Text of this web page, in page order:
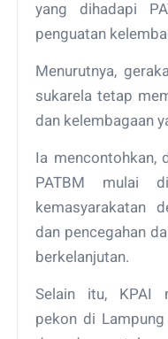
yang dihadapi
penguatan
Menurutnya,
sukarela tetap
dan kelembagaan
Ia mencontohkan,
PATBM mulai
kemasyarakatan
dan pencegahan
berkelanjutan.
Selain itu, KPAI
pekon di